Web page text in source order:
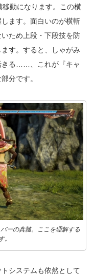
動になります。この横
ます。面白いのが横斬
ため上段・下段技を防
す。すると、しゃがみ
きる……、これが『キャ
分です。
ーの真髄。ここを理解する
。
システムも依然として